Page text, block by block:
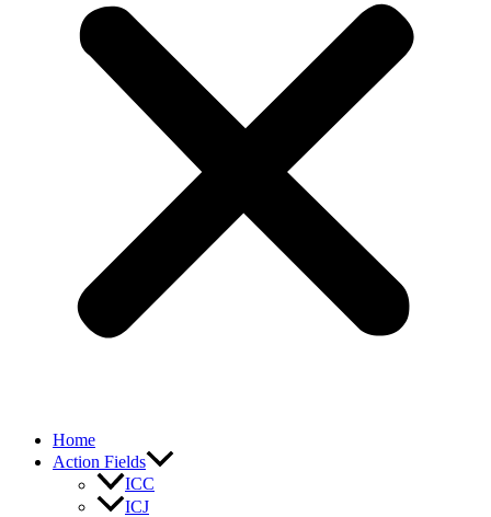
Home
Action Fields
ICC
ICJ